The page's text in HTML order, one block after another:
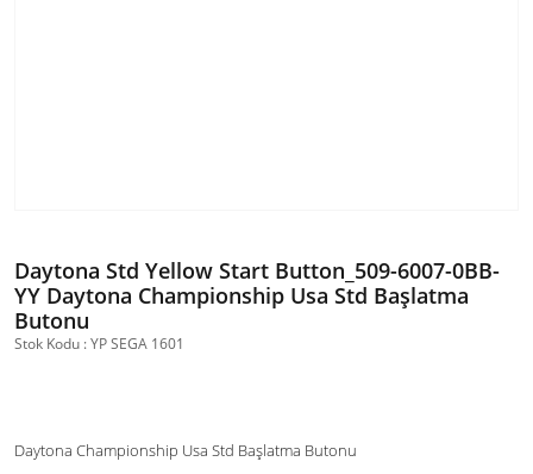
Daytona Std Yellow Start Button_509-6007-0BB-
YY Daytona Championship Usa Std Başlatma
Butonu
Stok Kodu : YP SEGA 1601
Daytona Championship Usa Std Başlatma Butonu